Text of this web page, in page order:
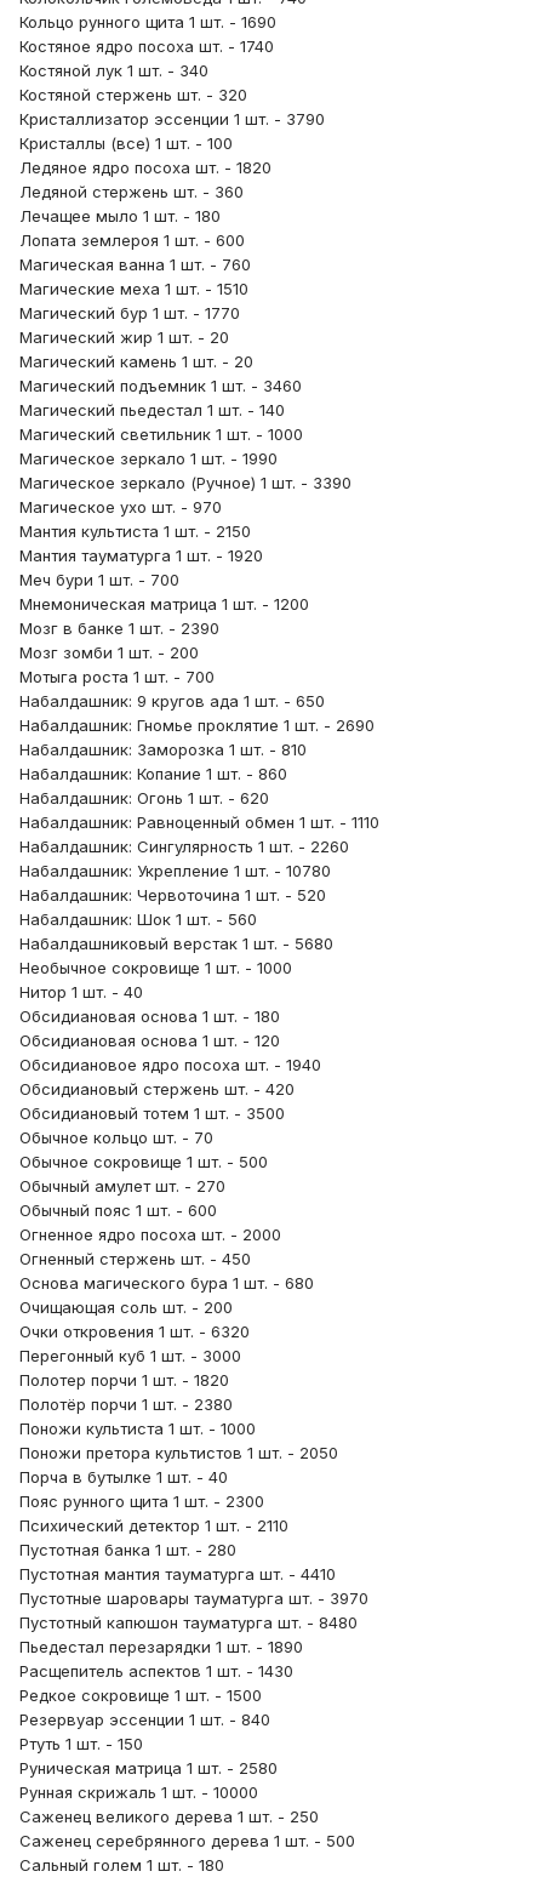
Кольцо рунного щита 1 шт. - 1690
Костяное ядро посоха шт. - 1740
Костяной лук 1 шт. - 340
Костяной стержень шт. - 320
Кристаллизатор эссенции 1 шт. - 3790
Кристаллы (все) 1 шт. - 100
Ледяное ядро посоха шт. - 1820
Ледяной стержень шт. - 360
Лечащее мыло 1 шт. - 180
Лопата землероя 1 шт. - 600
Магическая ванна 1 шт. - 760
Магические меха 1 шт. - 1510
Магический бур 1 шт. - 1770
Магический жир 1 шт. - 20
Магический камень 1 шт. - 20
Магический подъемник 1 шт. - 3460
Магический пьедестал 1 шт. - 140
Магический светильник 1 шт. - 1000
Магическое зеркало 1 шт. - 1990
Магическое зеркало (Ручное) 1 шт. - 3390
Магическое ухо шт. - 970
Мантия культиста 1 шт. - 2150
Мантия тауматурга 1 шт. - 1920
Меч бури 1 шт. - 700
Мнемоническая матрица 1 шт. - 1200
Мозг в банке 1 шт. - 2390
Мозг зомби 1 шт. - 200
Мотыга роста 1 шт. - 700
Набалдашник: 9 кругов ада 1 шт. - 650
Набалдашник: Гномье проклятие 1 шт. - 2690
Набалдашник: Заморозка 1 шт. - 810
Набалдашник: Копание 1 шт. - 860
Набалдашник: Огонь 1 шт. - 620
Набалдашник: Равноценный обмен 1 шт. - 1110
Набалдашник: Сингулярность 1 шт. - 2260
Набалдашник: Укрепление 1 шт. - 10780
Набалдашник: Червоточина 1 шт. - 520
Набалдашник: Шок 1 шт. - 560
Набалдашниковый верстак 1 шт. - 5680
Необычное сокровище 1 шт. - 1000
Нитор 1 шт. - 40
Обсидиановая основа 1 шт. - 180
Обсидиановая основа 1 шт. - 120
Обсидиановое ядро посоха шт. - 1940
Обсидиановый стержень шт. - 420
Обсидиановый тотем 1 шт. - 3500
Обычное кольцо шт. - 70
Обычное сокровище 1 шт. - 500
Обычный амулет шт. - 270
Обычный пояс 1 шт. - 600
Огненное ядро посоха шт. - 2000
Огненный стержень шт. - 450
Основа магического бура 1 шт. - 680
Очищающая соль шт. - 200
Очки откровения 1 шт. - 6320
Перегонный куб 1 шт. - 3000
Полотер порчи 1 шт. - 1820
Полотёр порчи 1 шт. - 2380
Поножи культиста 1 шт. - 1000
Поножи претора культистов 1 шт. - 2050
Порча в бутылке 1 шт. - 40
Пояс рунного щита 1 шт. - 2300
Психический детектор 1 шт. - 2110
Пустотная банка 1 шт. - 280
Пустотная мантия тауматурга шт. - 4410
Пустотные шаровары тауматурга шт. - 3970
Пустотный капюшон тауматурга шт. - 8480
Пьедестал перезарядки 1 шт. - 1890
Расщепитель аспектов 1 шт. - 1430
Редкое сокровище 1 шт. - 1500
Резервуар эссенции 1 шт. - 840
Ртуть 1 шт. - 150
Руническая матрица 1 шт. - 2580
Рунная скрижаль 1 шт. - 10000
Саженец великого дерева 1 шт. - 250
Саженец серебрянного дерева 1 шт. - 500
Сальный голем 1 шт. - 180